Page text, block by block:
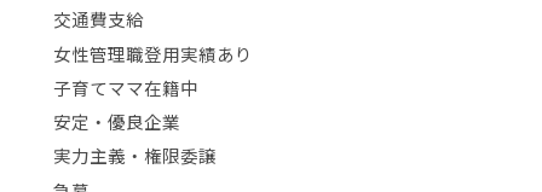
交通費支給
女性管理職登用実績あり
子育てママ在籍中
安定・優良企業
実力主義・権限委譲